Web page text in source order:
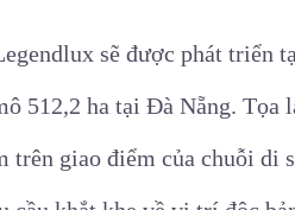
sẽ được phát triển
512,2 ha tại Đà Nẵng. Tọa
trên giao điểm của chuỗi di